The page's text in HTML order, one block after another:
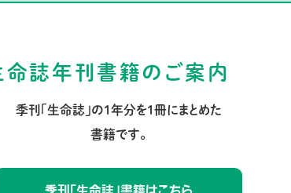
命誌年刊書籍のご案内
季刊「生命誌」の1年分を1冊にまとめた
書籍です。